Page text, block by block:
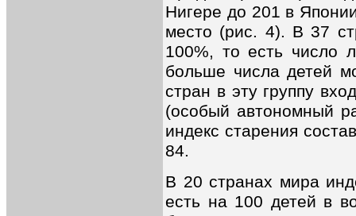
Нигере до 201 в
место (рис. 4). В 37
100%, то есть число
больше числа детей
стран в эту группу
(особый автономный
индекс старения
84.
В 20 странах мира
есть на 100 детей в